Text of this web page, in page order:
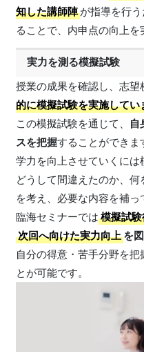
知した講師陣が指導を行う
ることで、内申点の向上を
実力を測る模擬試験
授業の成果を確認し、志望
的に模擬試験を実施してい
この模擬試験を通じて、
自
スを把握することができま
学力を向上させていくには
どうして間違えたのか、
を考え、必要な内容を補っ
臨海セミナーでは 模擬試
次回へ向けた実力向上を
自分の得意・苦手分野を
とが可能です。